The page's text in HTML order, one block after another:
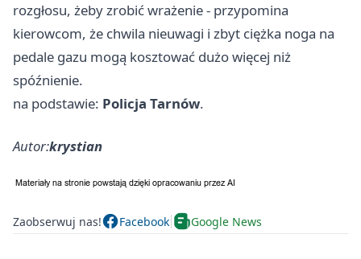
rozgłosu, żeby zrobić wrażenie - przypomina
kierowcom, że chwila nieuwagi i zbyt ciężka noga na
pedale gazu mogą kosztować dużo więcej niż
spóźnienie.
na podstawie: Policja Tarnów.
Autor:krystian
Zaobserwuj nas! Facebook Google News